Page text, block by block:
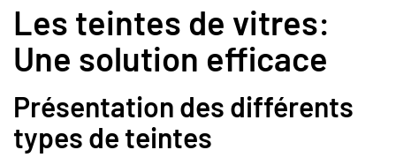
Les teintes de vitres:
Une solution efficace
Présentation des différents
types de teintes